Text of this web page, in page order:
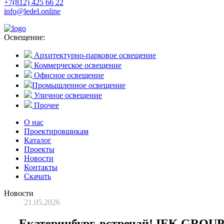
+7(812) 425 66 22
info@ledel.online
Освещение:
Архитектурно-парковое освещение
Коммерческое освещение
Офисное освещение
Промышленное освещение
Уличное освещение
Прочее
О нас
Проектировщикам
Каталог
Проекты
Новости
Контакты
Скачать
Новости
21.05.2026